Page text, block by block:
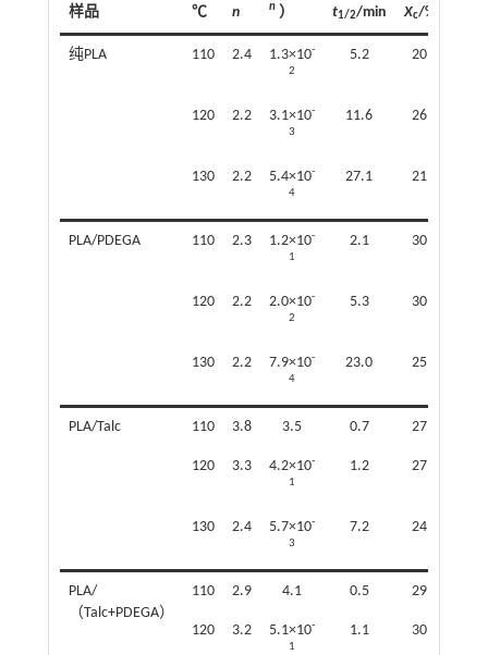
样品
℃
n
n） t1/2/min Xc/%
纯PLA 110 2.4 1.3×10-
2
5.2 20
120 2.2 3.1×10-
3
11.6 26
130 2.2 5.4×10-
4
27.1 21
PLA/PDEGA 110 2.3 1.2×10-
1
2.1 30
120 2.2 2.0×10-
2
5.3 30
130 2.2 7.9×10-
4
23.0 25
PLA/Talc 110 3.8 3.5 0.7 27
120 3.3 4.2×10-
1
1.2 27
130 2.4 5.7×10-
3
7.2 24
PLA/
（Talc+PDEGA）
110 2.9 4.1 0.5 29
120 3.2 5.1×10-
1
1.1 30